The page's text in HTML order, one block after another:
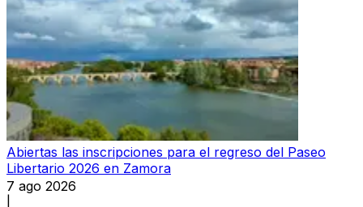
Abiertas las inscripciones para el regreso del Paseo
Libertario 2026 en Zamora
7 ago 2026